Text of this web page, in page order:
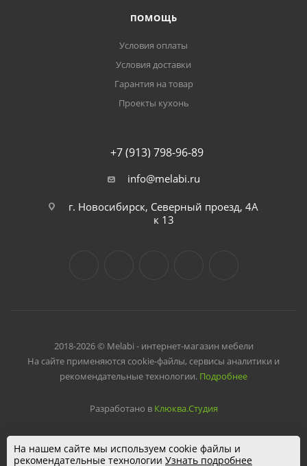
ПОМОЩЬ
Условия оплаты
Условия доставки
Гарантия на товар
Проекты кухонь
+7 (913) 798-96-89
info@melabi.ru
г. Новосибирск, Северный проезд, 4А
к 13
2018-2026 © Melabi - интернет-магазин мебели
На сайте применяются cookie-файлы, сервисы аналитики и
рекомендательные технологии. Подробнее
Разработано в Клюква.Студия
На нашем сайте мы используем cookie файлы и
рекомендательные технологии Узнать подробнее